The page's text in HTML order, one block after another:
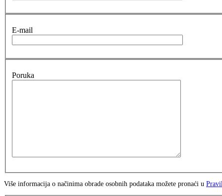
E-mail
Poruka
Više informacija o načinima obrade osobnih podataka možete pronaći u